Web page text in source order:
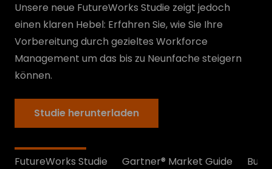
Unsere neue FutureWorks Studie zeigt jedoch
einen klaren Hebel: Erfahren Sie, wie Sie Ihre
Vorbereitung durch gezieltes Workforce
Management um das bis zu Neunfache steigern
können.
Studie herunterladen
FutureWorks Studie Gartner® Market Guide